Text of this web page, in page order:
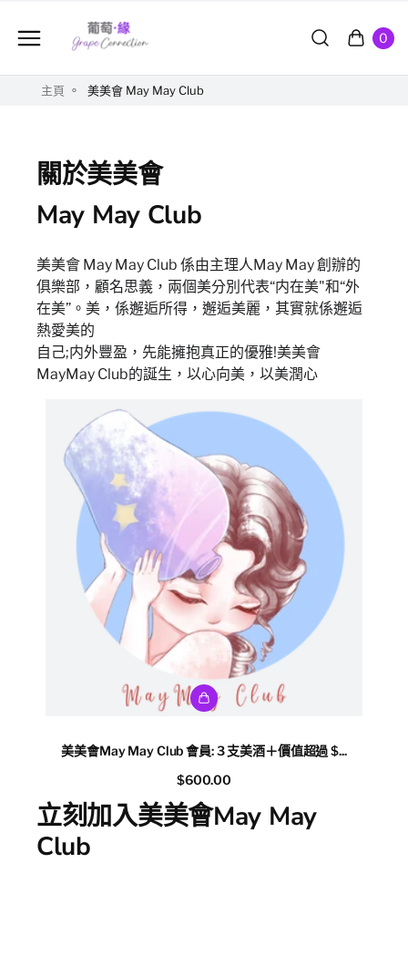
0
主頁 美美會 May May Club
關於美美會
May May Club
美美會 May May Club 係由主理人May May 創辦的
俱樂部，顧名思義，兩個美分別代表“内在美"和“外
在美”。美，係邂逅所得，邂逅美麗，其實就係邂逅
熱愛美的
自己;内外豐盈，先能擁抱真正的優雅!美美會
MayMay Club的誕生，以心向美，以美潤心
美美會May May Club 會員: 3 支美酒＋價值超過 $...
$600.00
立刻加入美美會May May
Club